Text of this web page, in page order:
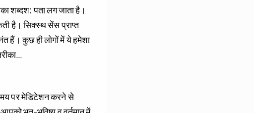
शब्दश: पता लग जाता है।
है। सिक्स्थ सेंस प्राप्त
हैं। कुछ ही लोगों में ये हमेशा
पर मेडिटेशन करने से